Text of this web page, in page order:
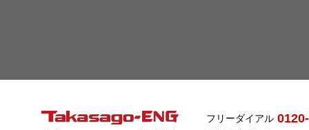
フリーダイアル